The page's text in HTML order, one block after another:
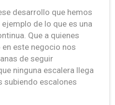
desarrollo que hemos
de lo que es una
Que a quienes
este negocio nos
de seguir
ninguna escalera llega
subiendo escalones